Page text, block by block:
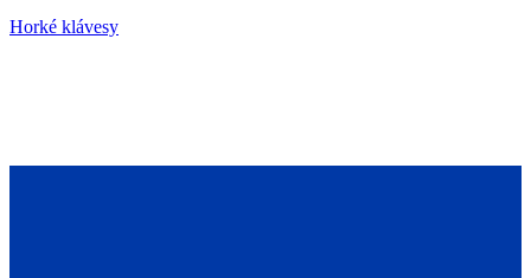
Horké klávesy